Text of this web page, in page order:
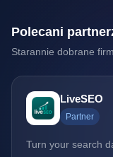
Polecani
Starannie dobrane
LiveSEO
Partner
Turn your search